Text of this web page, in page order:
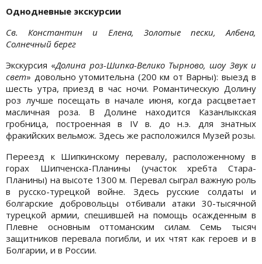
Однодневные экскурсии
Св. Константин и Елена, Золотые пески, Албена,
Солнечный берег
Экскурсия «Долина роз-Шипка-Велико Тырново, шоу Звук и
свет» довольно утомительна (200 км от Варны): выезд в
шесть утра, приезд в час ночи. Романтическую Долину
роз лучше посещать в начале июня, когда расцветает
масличная роза. В Долине находится Казанлыкская
гробница, построенная в ІV в. до н.э. для знатных
фракийских вельмож. Здесь же расположился Музей розы.
Переезд к Шипкинскому перевалу, расположенному в
горах Шипченска-Планины (участок хребта Стара-
Планины) на высоте 1300 м. Перевал сыграл важную роль
в русско-турецкой войне. Здесь русские солдаты и
болгарские добровольцы отбивали атаки 30-тысячной
турецкой армии, спешившей на помощь осажденным в
Плевне основным оттоманским силам. Семь тысяч
защитников перевала погибли, и их чтят как героев и в
Болгарии, и в России.